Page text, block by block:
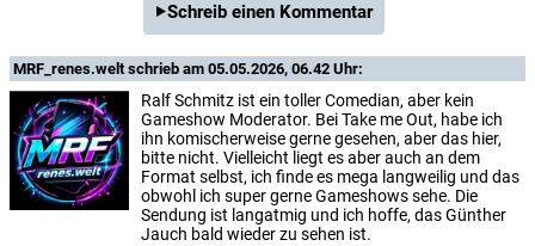
Schreib einen Kommentar
MRF_renes.weltschrieb am 05.05.2026, 06.42 Uhr:
Ralf Schmitz ist ein toller Comedian, aber kein
Gameshow Moderator. Bei Take me Out, habe ich
ihn komischerweise gerne gesehen, aber das hier,
bitte nicht. Vielleicht liegt es aber auch an dem
Format selbst, ich finde es mega langweilig und das
obwohl ich super gerne Gameshows sehe. Die
Sendung ist langatmig und ich hoffe, das Günther
Jauch bald wieder zu sehen ist.